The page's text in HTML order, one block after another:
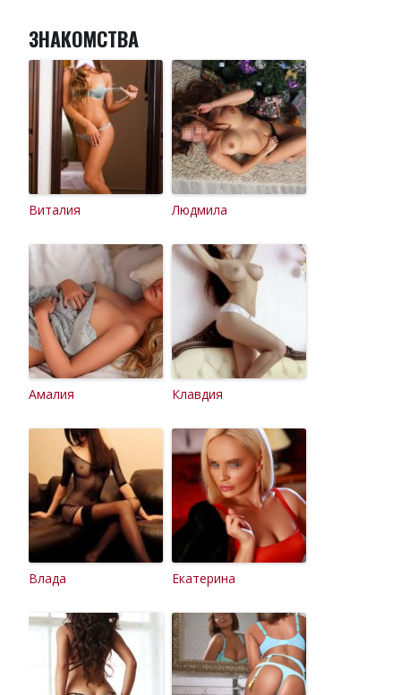
ЗНАКОМСТВА
Виталия Людмила
Амалия Клавдия
Влада Екатерина